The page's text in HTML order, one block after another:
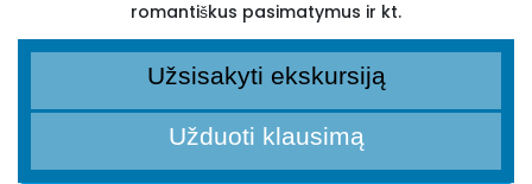
romantiškus pasimatymus ir kt.
Užsisakyti ekskursiją
Užduoti klausimą